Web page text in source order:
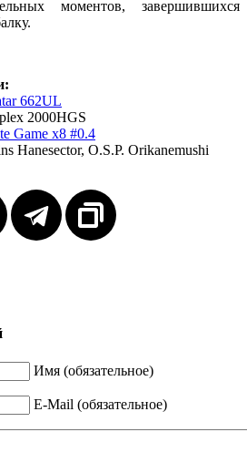
моментов, завершившихся
662UL
2000HGS
Game x8 #0.4
Hanesector, O.S.P. Orikanemushi
Имя (обязательное)
E-Mail (обязательное)